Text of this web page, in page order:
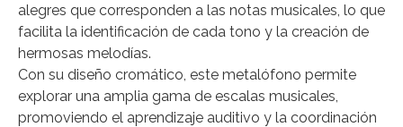
alegres que corresponden a las notas musicales, lo que
facilita la identificación de cada tono y la creación de
hermosas melodías.
Con su diseño cromático, este metalófono permite
explorar una amplia gama de escalas musicales,
promoviendo el aprendizaje auditivo y la coordinación